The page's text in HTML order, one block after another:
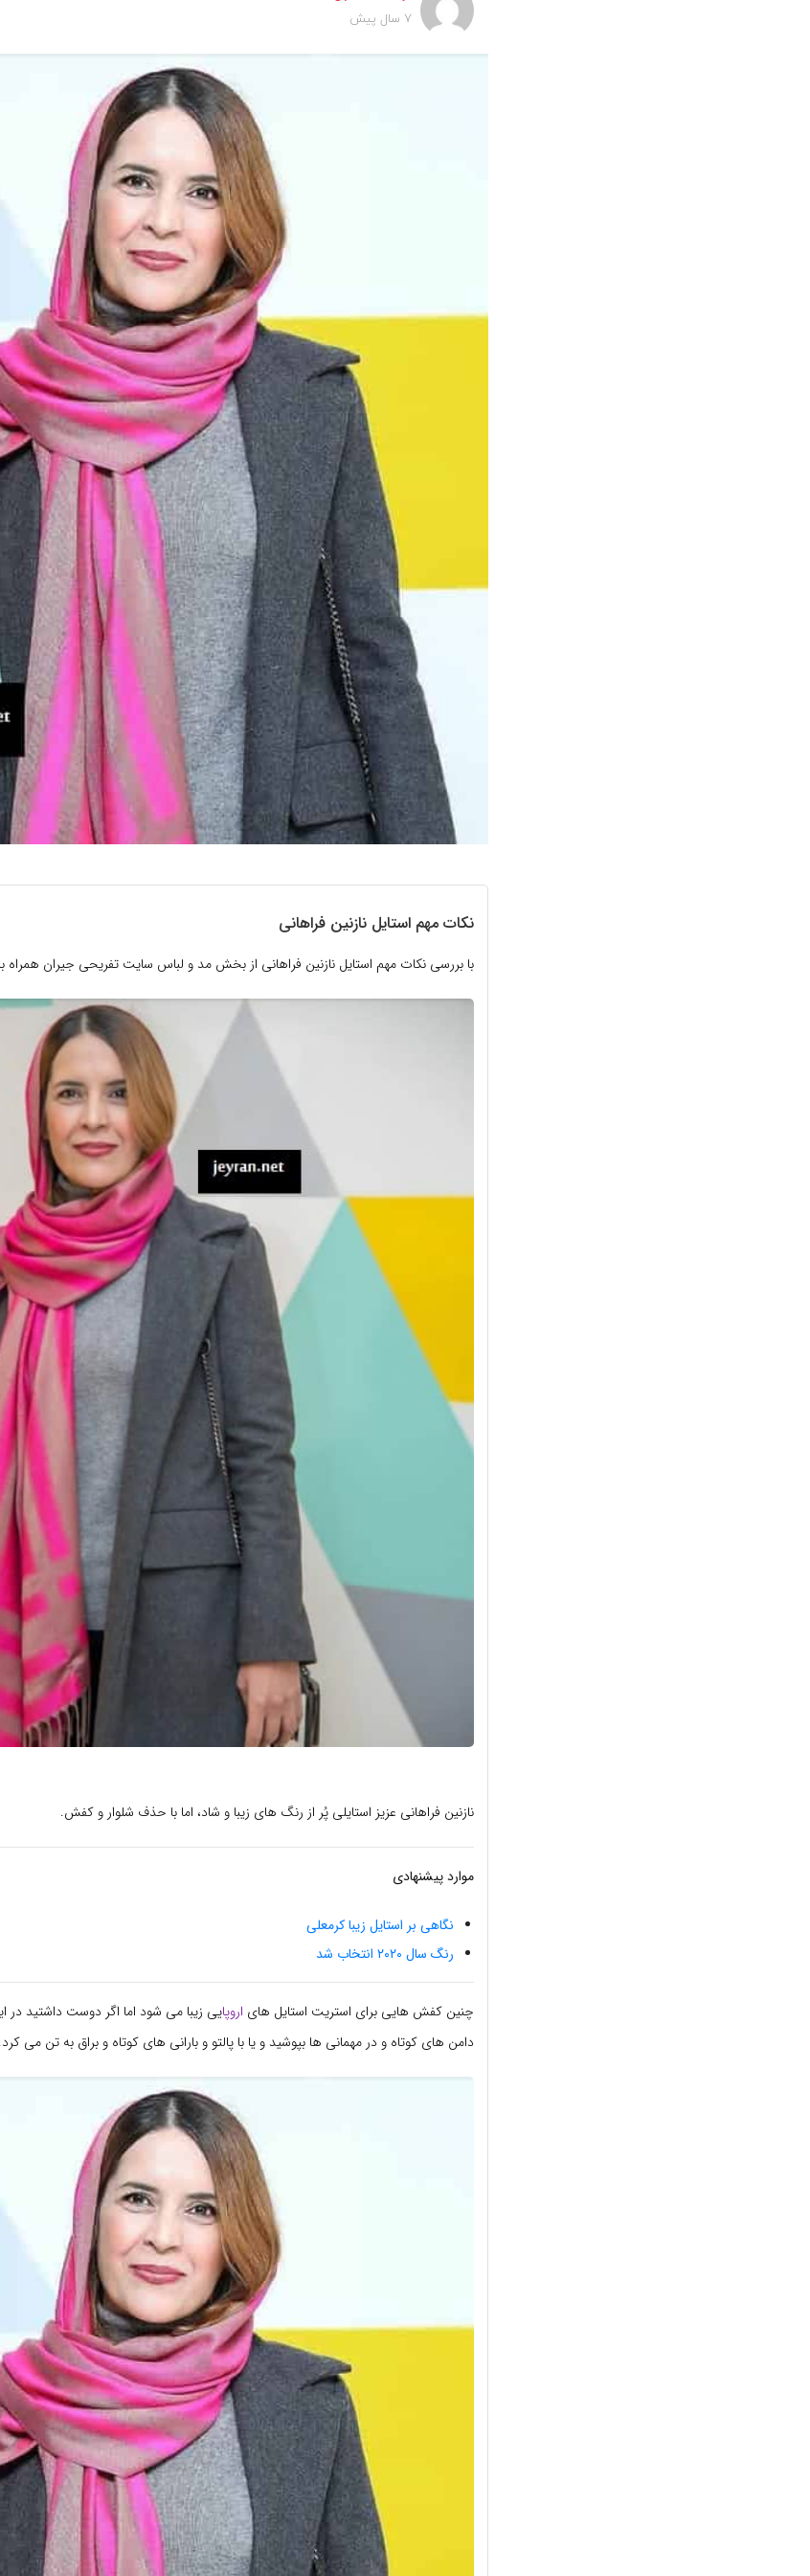
7 سال پیش
نکات مهم استایل نازنین فراهانی
با بررسی نکات مهم استایل نازنین فراهانی از بخش مد و لباس سایت تفریحی جیران همراه
نازنین فراهانی عزیز استایلی پُر از رنگ های زیبا و شاد، اما با حذف شلوار و کفش.
موارد پیشنهادی
نگاهی بر استایل زیبا کرمعلی
رنگ سال ۲۰۲۰ انتخاب شد
چنین کفش هایی برای استریت استایل های اروپایی زیبا می شود اما اگر دوست داشتید در
دامن های کوتاه و در مهمانی ها بپوشید و یا با پالتو و بارانی های کوتاه و براق به تن می کرد.